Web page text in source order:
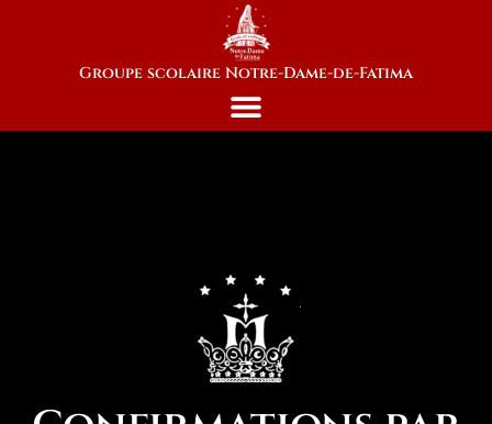
Groupe scolaire Notre-Dame-de-Fatima